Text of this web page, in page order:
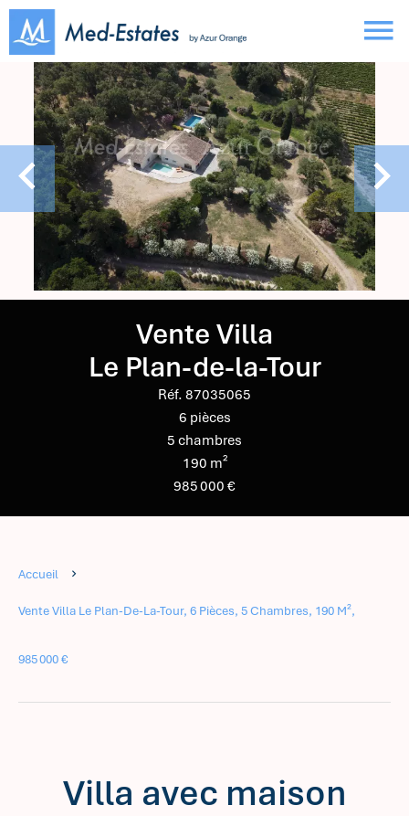
Vente Villa
Le Plan-de-la-Tour
Réf. 87035065
6 pièces
5 chambres
190 m²
985 000 €
Accueil
Vente Villa Le Plan-De-La-Tour, 6 Pièces, 5 Chambres, 190 M²,
985 000 €
Villa avec maison